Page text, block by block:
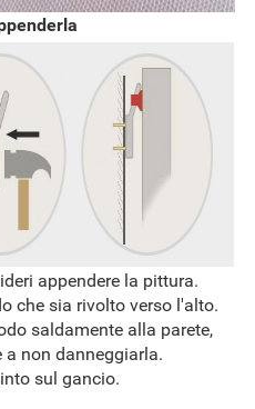
appendere la pittura.
che sia rivolto verso l'alto.
saldamente alla parete,
non danneggiarla.
sul gancio.